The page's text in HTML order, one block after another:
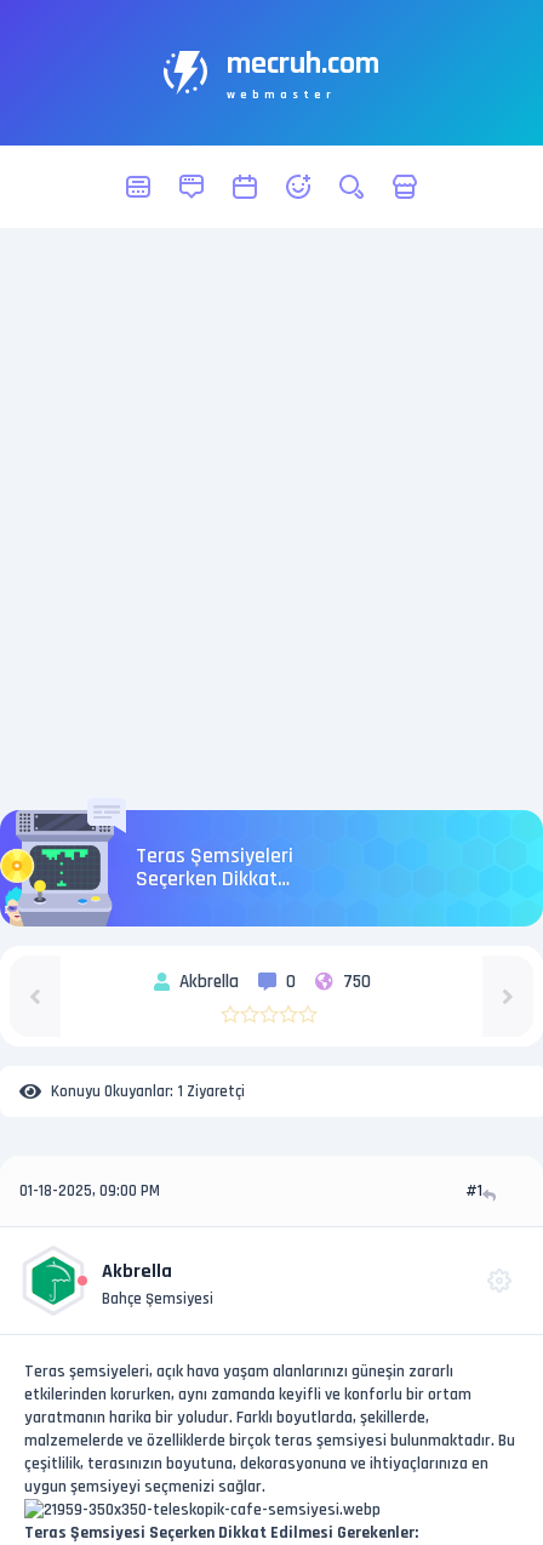
mecruh.com
webmaster
Teras Şemsiyeleri
Seçerken Dikkat
Akbrella 0 750
Konuyu Okuyanlar: 1 Ziyaretçi
01-18-2025, 09:00 PM #1
Akbrella
Bahçe Şemsiyesi
Teras şemsiyeleri, açık hava yaşam alanlarınızı güneşin zararlı
etkilerinden korurken, aynı zamanda keyifli ve konforlu bir ortam
yaratmanın harika bir yoludur. Farklı boyutlarda, şekillerde,
malzemelerde ve özelliklerde birçok teras şemsiyesi bulunmaktadır. Bu
çeşitlilik, terasınızın boyutuna, dekorasyonuna ve ihtiyaçlarınıza en
uygun şemsiyeyi seçmenizi sağlar.
Teras Şemsiyesi Seçerken Dikkat Edilmesi Gerekenler: